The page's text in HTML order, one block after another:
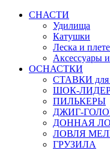
СНАСТИ
Удилища
Катушки
Леска и
Аксессуары
ОСНАСТКИ
СТАВКИ для
ШОК-
ПИЛЬКЕРЫ
ДЖИГ-
ДОННАЯ
ЛОВЛЯ
ГРУЗИЛА